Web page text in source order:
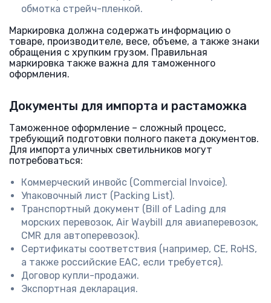
обмотка стрейч-пленкой.
Маркировка должна содержать информацию о
товаре, производителе, весе, объеме, а также знаки
обращения с хрупким грузом. Правильная
маркировка также важна для таможенного
оформления.
Документы для импорта и растаможка
Таможенное оформление – сложный процесс,
требующий подготовки полного пакета документов.
Для импорта уличных светильников могут
потребоваться:
Коммерческий инвойс (Commercial Invoice).
Упаковочный лист (Packing List).
Транспортный документ (Bill of Lading для
морских перевозок, Air Waybill для авиаперевозок,
CMR для автоперевозок).
Сертификаты соответствия (например, CE, RoHS,
а также российские ЕАС, если требуется).
Договор купли-продажи.
Экспортная декларация.